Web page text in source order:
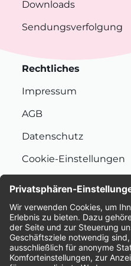
Downloads
Sendungsverfolgung
Rechtliches
Impressum
AGB
Datenschutz
Cookie-Einstellungen
Bewertungen